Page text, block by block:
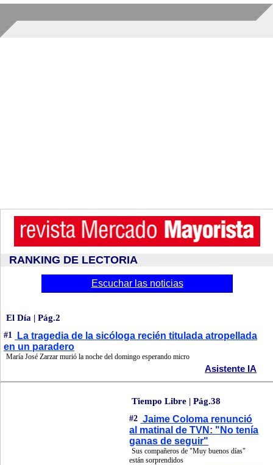
RANKING DE LECTORIA
Escuchar las noticias
El Día | Pág.2
#1
La tragedia de la sicóloga recién titulada atropellada
en un paradero
María José Zarzar murió la noche del domingo esperando micro
Asistente IA
Tiempo Libre | Pág.38
#2 Jaime Coloma renunció
al matinal de TVN: "No tenía
ganas de seguir"
Sus compañeros de "Muy buenos días"
están sorprendidos